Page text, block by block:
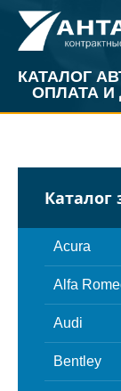
КАТАЛОГ
ОПЛАТА И
Каталог
Acura
Alfa
Audi
Bentley